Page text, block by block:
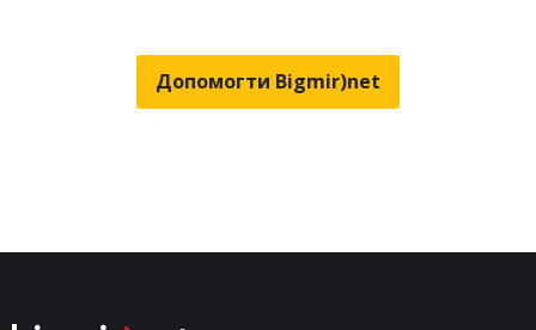
Допомогти Bigmir)net